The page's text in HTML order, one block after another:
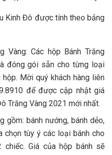
Kinh Đô được tính theo bảng
Vàng: Các hộp Bánh Trăng
đóng gói sẵn cho từng loại
Mời quý khách hàng liên
để được cập nhật giá
Trăng Vàng 2021 mới nhất.
gồm: bánh nướng, bánh dẻo,
chọn tùy ý các loại bánh cho
Giá của hộp bánh sẽ